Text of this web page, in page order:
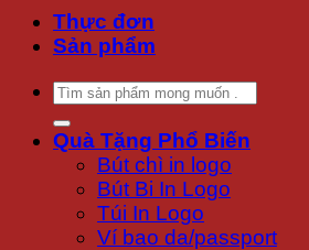
Thực đơn
Sản phẩm
Tìm
Quà Tặng Phổ Biến
Bút chì in logo
Bút Bi In Logo
Túi In Logo
Ví bao da/passport